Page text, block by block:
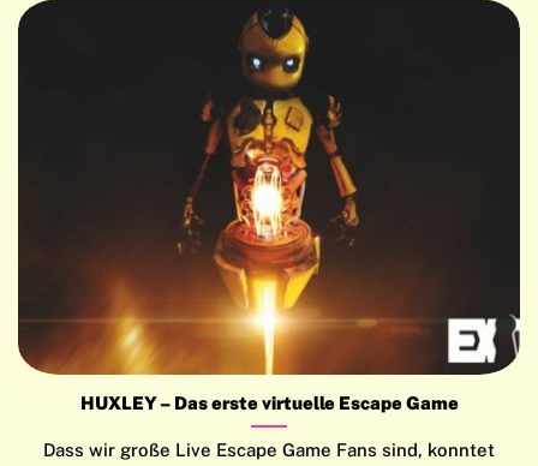
HUXLEY – Das erste virtuelle Escape Game
Dass wir große Live Escape Game Fans sind, konntet